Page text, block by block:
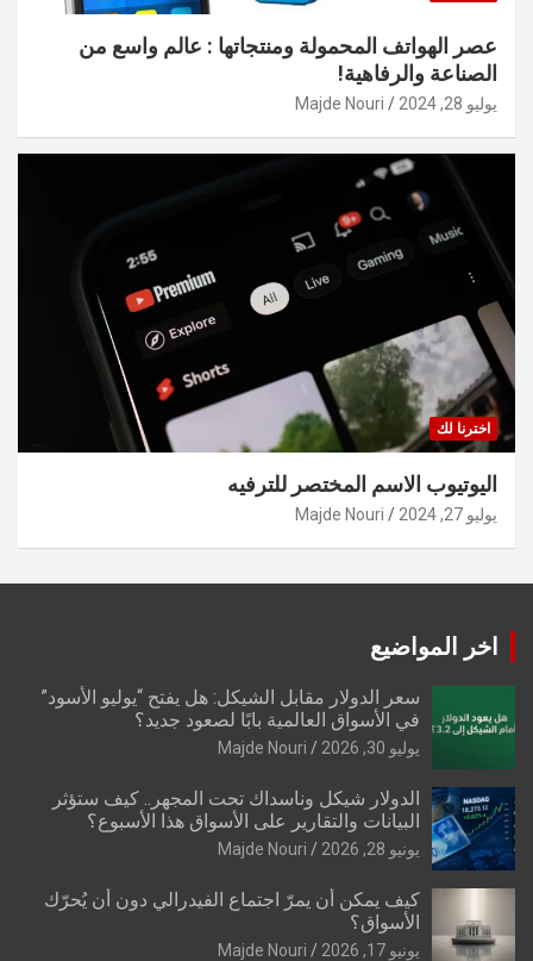
عصر الهواتف المحمولة ومنتجاتها : عالم واسع من
الصناعة والرفاهية!
يوليو 28, 2024 Majde Nouri
اخترنا لك
اليوتيوب الاسم المختصر للترفيه
يوليو 27, 2024 Majde Nouri
اخر المواضيع
سعر الدولار مقابل الشيكل: هل يفتح “يوليو الأسود”
في الأسواق العالمية بابًا لصعود جديد؟
يوليو 30, 2026 Majde Nouri
الدولار شيكل وناسداك تحت المجهر.. كيف ستؤثر
البيانات والتقارير على الأسواق هذا الأسبوع؟
يونيو 28, 2026 Majde Nouri
كيف يمكن أن يمرّ اجتماع الفيدرالي دون أن يُحرّك
الأسواق؟
يونيو 17, 2026 Majde Nouri